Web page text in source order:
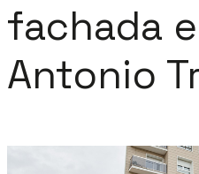
fachada
Antonio